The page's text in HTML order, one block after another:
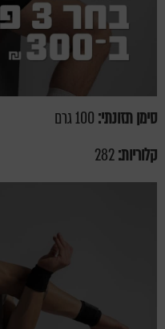
סימן תזונתי: 100 גרם
קלוריות: